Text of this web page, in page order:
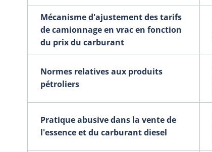
Mécanisme d'ajustement des tarifs
de camionnage en vrac en fonction
du prix du carburant
Normes relatives aux produits
pétroliers
Pratique abusive dans la vente de
l'essence et du carburant diesel